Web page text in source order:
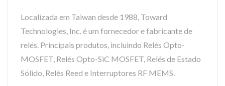
Localizada em Taiwan desde 1988, Toward
Technologies, Inc. é um fornecedor e fabricante de
relés. Principais produtos, incluindo Relés Opto-
MOSFET, Relés Opto-SiC MOSFET, Relés de Estado
Sólido, Relés Reed e Interruptores RF MEMS.